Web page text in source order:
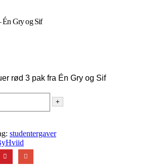
Én Gry og Sif
rød 3 pak fra Én Gry og Sif
+
studentergaver